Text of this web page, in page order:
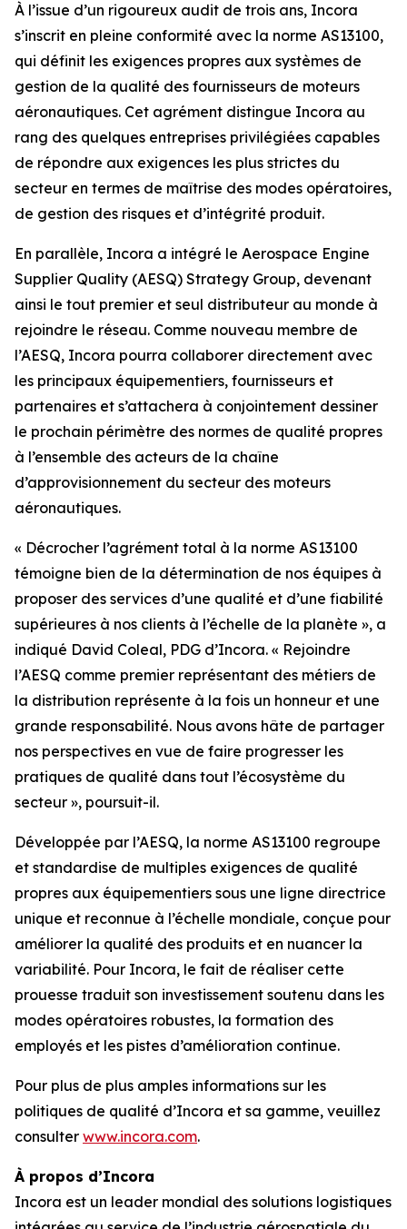
À l’issue d’un rigoureux audit de trois ans, Incora
s’inscrit en pleine conformité avec la norme AS13100,
qui définit les exigences propres aux systèmes de
gestion de la qualité des fournisseurs de moteurs
aéronautiques. Cet agrément distingue Incora au
rang des quelques entreprises privilégiées capables
de répondre aux exigences les plus strictes du
secteur en termes de maîtrise des modes opératoires,
de gestion des risques et d’intégrité produit.
En parallèle, Incora a intégré le Aerospace Engine
Supplier Quality (AESQ) Strategy Group, devenant
ainsi le tout premier et seul distributeur au monde à
rejoindre le réseau. Comme nouveau membre de
l’AESQ, Incora pourra collaborer directement avec
les principaux équipementiers, fournisseurs et
partenaires et s’attachera à conjointement dessiner
le prochain périmètre des normes de qualité propres
à l’ensemble des acteurs de la chaîne
d’approvisionnement du secteur des moteurs
aéronautiques.
« Décrocher l’agrément total à la norme AS13100
témoigne bien de la détermination de nos équipes à
proposer des services d’une qualité et d’une fiabilité
supérieures à nos clients à l’échelle de la planète », a
indiqué David Coleal, PDG d’Incora. « Rejoindre
l’AESQ comme premier représentant des métiers de
la distribution représente à la fois un honneur et une
grande responsabilité. Nous avons hâte de partager
nos perspectives en vue de faire progresser les
pratiques de qualité dans tout l’écosystème du
secteur », poursuit-il.
Développée par l’AESQ, la norme AS13100 regroupe
et standardise de multiples exigences de qualité
propres aux équipementiers sous une ligne directrice
unique et reconnue à l’échelle mondiale, conçue pour
améliorer la qualité des produits et en nuancer la
variabilité. Pour Incora, le fait de réaliser cette
prouesse traduit son investissement soutenu dans les
modes opératoires robustes, la formation des
employés et les pistes d’amélioration continue.
Pour plus de plus amples informations sur les
politiques de qualité d’Incora et sa gamme, veuillez
consulter www.incora.com.
À propos d’Incora
Incora est un leader mondial des solutions logistiques